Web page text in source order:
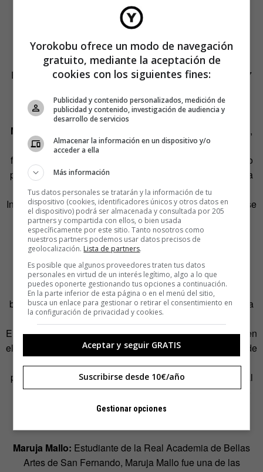
primera de las placas dedicadas a la Generación del 27.
Será en la casa de las Siete chimeneas, actual sede del
Ministerio de Cultura y que, desde 1926, alojó el Lyceum
Club Femenino.
El resto de las placas que se colocarán a lo largo de 2017
María Lejárraga:
Escritora, militante socialista y feminista,
Lejárraga fue autora de diferentes obras de teatro que
fueron firmadas por su esposo, Gregorio Martínez Sierra, o
por el dramaturgo Eduardo Marquina. Llegó a ser diputada
por Granada en 1933 y vicepresidenta de la Comisión de
Instrucción Pública, lo que provocó que tuviera que exiliarse
a Argentina al finalizar la Guerra Civil. Murió en el país
austral en 1974.
Ernestina de Champourcin:Nacida en Vitoria, pasó su
infancia y juventud en Madrid. En esta ciudad estudió el
bachillerato pero no pudo cursar estudios superiores por la
negativa de su padre. A pesar de la cerrazón paterna,
Ernestina trabajó con María de Maeztu y Concha Méndez en
el Lyceum Club Femenino, donde se ocupó de la sección de
Literatura. Fue crítica literaria para elHeraldo de Madrid
publicó poesía y fue traductora para la prestigiosa editorial
Fondo de Cultura Económica durante su exilio en México
después de la Guerra Civil.
Maruja Mallo: Estudiante de la Real Academia de Bellas
Artes de San Fernando, Maruja Mallo fue una de las
Yorokobu ofrece un modo de navegación
gratuito, mediante la aceptación de
cookies con los siguientes fines:
Publicidad y contenido personalizados, medición de
publicidad y contenido, investigación de audiencia y
desarrollo de servicios
Almacenar la información en un dispositivo y/o
acceder a ella
Más información
Tus datos personales se tratarán y la información de tu
dispositivo (cookies, identificadores únicos y otros datos en
el dispositivo) podrá ser almacenada y consultada por 205
partners y compartida con ellos, o bien usada
específicamente por este sitio. Tanto nosotros como
nuestros partners podemos usar datos precisos de
geolocalización. Lista de partners.
Es posible que algunos proveedores traten tus datos
personales en virtud de un interés legítimo, algo a lo que
puedes oponerte gestionando tus opciones a continuación.
En la parte inferior de esta página o en el menú del sitio,
busca un enlace para gestionar o retirar el consentimiento en
la configuración de privacidad y cookies.
Aceptar y seguir GRATIS
Suscribirse desde 10€/año
Gestionar opciones